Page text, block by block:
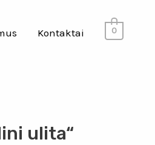
Kontaktai 0
ulita“